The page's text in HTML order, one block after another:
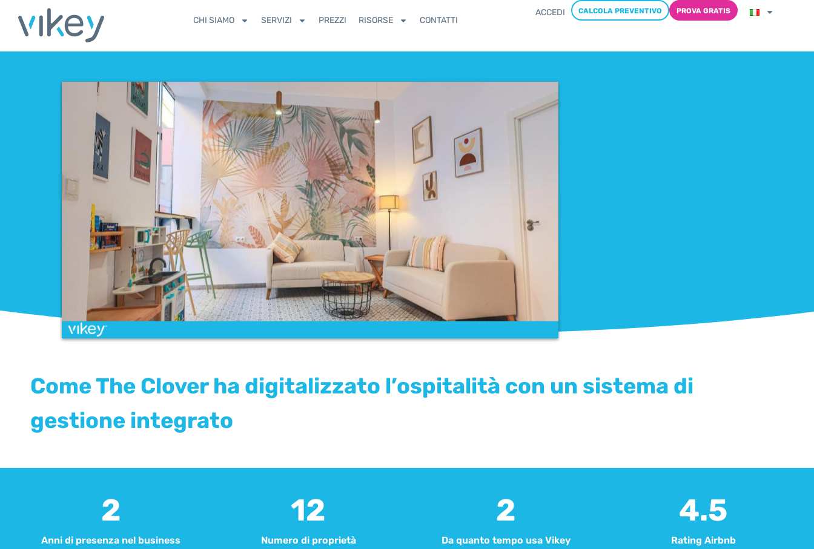
CHI SIAMO SERVIZI PREZZI RISORSE CONTATTI
ACCEDI CALCOLA PREVENTIVO PROVA GRATIS
Come The Clover ha digitalizzato l’ospitalità con un sistema di
gestione integrato
Anni di presenza nel business​
2
Numero di proprietà
12
Da quanto tempo usa Vikey​
2
Rating Airbnb
4.5